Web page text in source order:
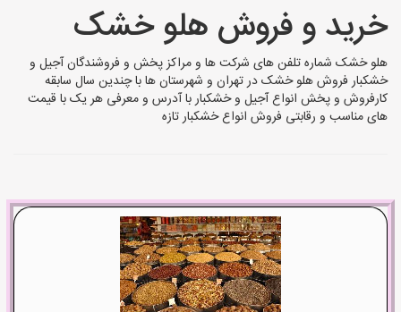
فروشنده های استان ها
خرید و فروش هلو خشک
هلو خشک شماره تلفن های شرکت ها و مراکز پخش و فروشندگان آجیل و
خشکبار فروش هلو خشک در تهران و شهرستان ها با چندین سال سابقه
کارفروش و پخش انواع آجیل و خشکبار با آدرس و معرفی هر یک با قیمت
های مناسب و رقابتی فروش انواع خشکبار تازه